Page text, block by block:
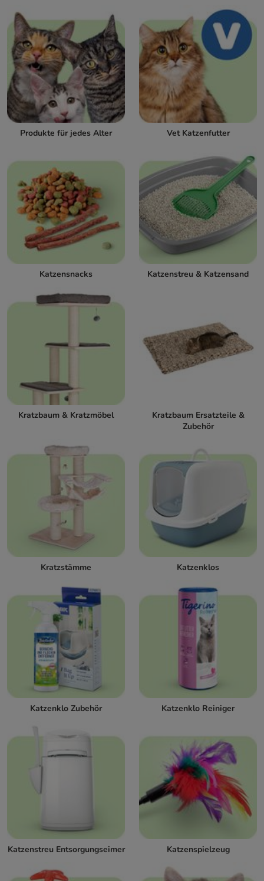
Produkte für jedes Alter Vet Katzenfutter
Katzensnacks Katzenstreu & Katzensand
Kratzbaum & Kratzmöbel
Kratzbaum Ersatzteile &
Zubehör
Kratzstämme Katzenklos
Katzenklo Zubehör Katzenklo Reiniger
Katzenstreu Entsorgungseimer Katzenspielzeug